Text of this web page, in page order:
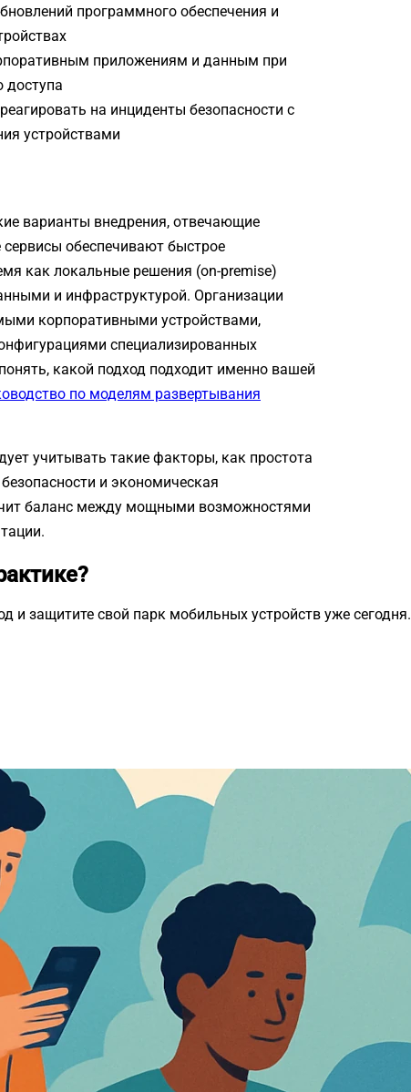
программного обеспечения и
приложениям и данным при
доступа
на инциденты безопасности с
устройствами
варианты внедрения, отвечающие
обеспечивают быстрое
как локальные решения (on-premise)
и инфраструктурой. Организации
корпоративными устройствами,
специализированных
какой подход подходит именно вашей
по моделям развертывания
учитывать такие факторы, как простота
и экономическая
баланс между мощными возможностями
и защитите свой парк мобильных устройств уже сегодня.